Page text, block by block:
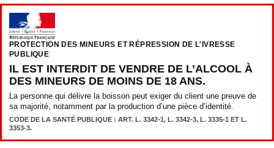
PROTECTION DES MINEURS ET RÉPRESSION DE L'IVRESSE
PUBLIQUE
IL EST INTERDIT DE VENDRE DE L’ALCOOL À
DES MINEURS DE MOINS DE 18 ANS.
La personne qui délivre la boisson peut exiger du client une preuve de
sa majorité, notamment par la production d’une pièce d’identité.
CODE DE LA SANTÉ PUBLIQUE : ART. L. 3342-1, L. 3342-3, L. 3335-1 ET L.
3353-3.